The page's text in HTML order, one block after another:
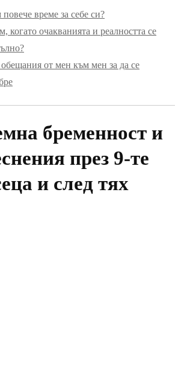
време за себе си?
когато очакванията и реалността се
от мен към мен за да се
бременност и
през 9-те
и след тях